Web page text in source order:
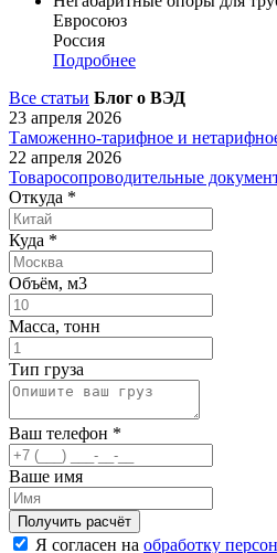
Евросоюз
Россия
Подробнее
Все статьи Блог о ВЭД
23 апреля 2026
Таможенно-тарифное и
22 апреля 2026
Товаросопроводительные
Откуда *
Куда *
Объём, м3
Масса, тонн
Тип груза
Ваш телефон *
Ваше имя
Я согласен на обработку